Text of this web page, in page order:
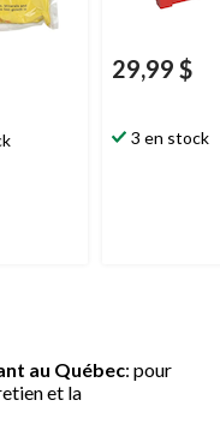
29,99 $
3 en stock
au Québec: pour
et la